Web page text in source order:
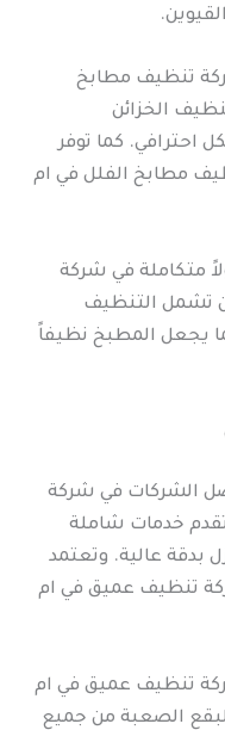
تنظيف مطابخ
الخزائن
احترافي. كما توفر
مطابخ الفلل في ام
متكاملة في شركة
تشمل التنظيف
يجعل المطبخ نظيفاً
الشركات في شركة
خدمات شاملة
بدقة عالية. وتعتمد
تنظيف عميق في ام
تنظيف عميق في ام
الصعبة من جميع